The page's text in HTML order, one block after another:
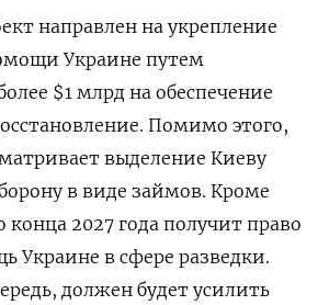
направлен на укрепление
Украине путем
$1 млрд на обеспечение
Помимо этого,
выделение Киеву
в виде займов. Кроме
конца 2027 года получит право
Украине в сфере разведки.
должен будет усилить